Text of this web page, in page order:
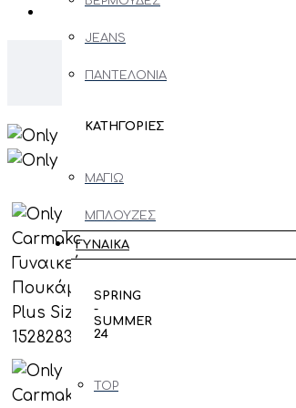
JEANS
ΠΑΝΤΕΛΟΝΙΑ
ΚΑΤΗΓΟΡΙΕΣ
ΜΑΓΙΩ
ΜΠΛΟΥΖΕΣ
ΜΑΚΡΥΜΑΝΙΚΕΣ
ΠΑΝΩΦΟΡΙ
ΓΥΝΑΙΚΑ
SPRING
-
SUMMER
24
TOP